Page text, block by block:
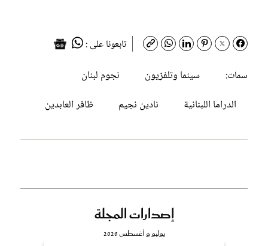
تابعونا على :
سمات:
سينما وتلفزيون
نجوم لبنان
الدراما اللبنانية
نادين نجيم ظافر العابدين
إصدارات المجلة
يوليو و أغسطس 2026